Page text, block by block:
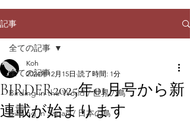
記事
全ての記事
Birding in the World / 世界の鳥
Birding in Japan / 日本の鳥
全ての記事
BIRDER2025年01月号から新
連載が始まります
Koh
2024年12月15日 読了時間: 1分